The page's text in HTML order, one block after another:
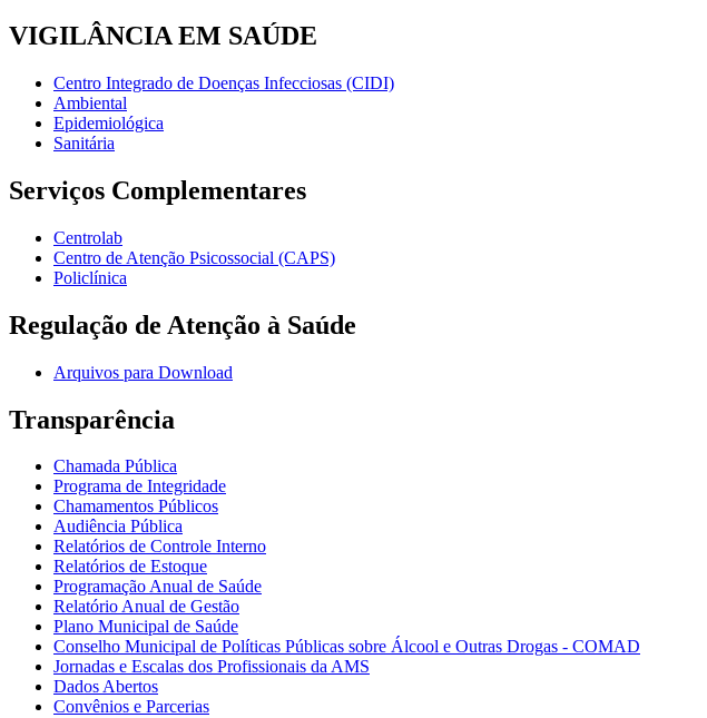
VIGILÂNCIA EM SAÚDE
Centro Integrado de Doenças Infecciosas (CIDI)
Ambiental
Epidemiológica
Sanitária
Serviços Complementares
Centrolab
Centro de Atenção Psicossocial (CAPS)
Policlínica
Regulação de Atenção à Saúde
Arquivos para Download
Transparência
Chamada Pública
Programa de Integridade
Chamamentos Públicos
Audiência Pública
Relatórios de Controle Interno
Relatórios de Estoque
Programação Anual de Saúde
Relatório Anual de Gestão
Plano Municipal de Saúde
Conselho Municipal de Políticas Públicas sobre Álcool e Outras Drogas - COMAD
Jornadas e Escalas dos Profissionais da AMS
Dados Abertos
Convênios e Parcerias